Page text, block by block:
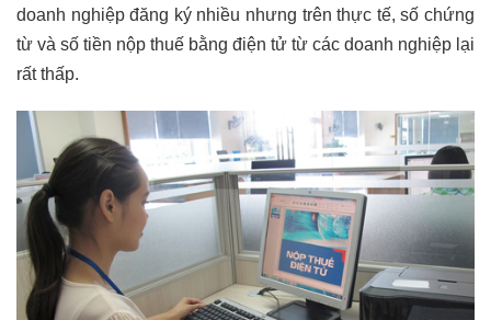
doanh nghiệp đăng ký nhiều nhưng trên thực tế, số chứng
từ và số tiền nộp thuế bằng điện tử từ các doanh nghiệp lại
rất thấp.